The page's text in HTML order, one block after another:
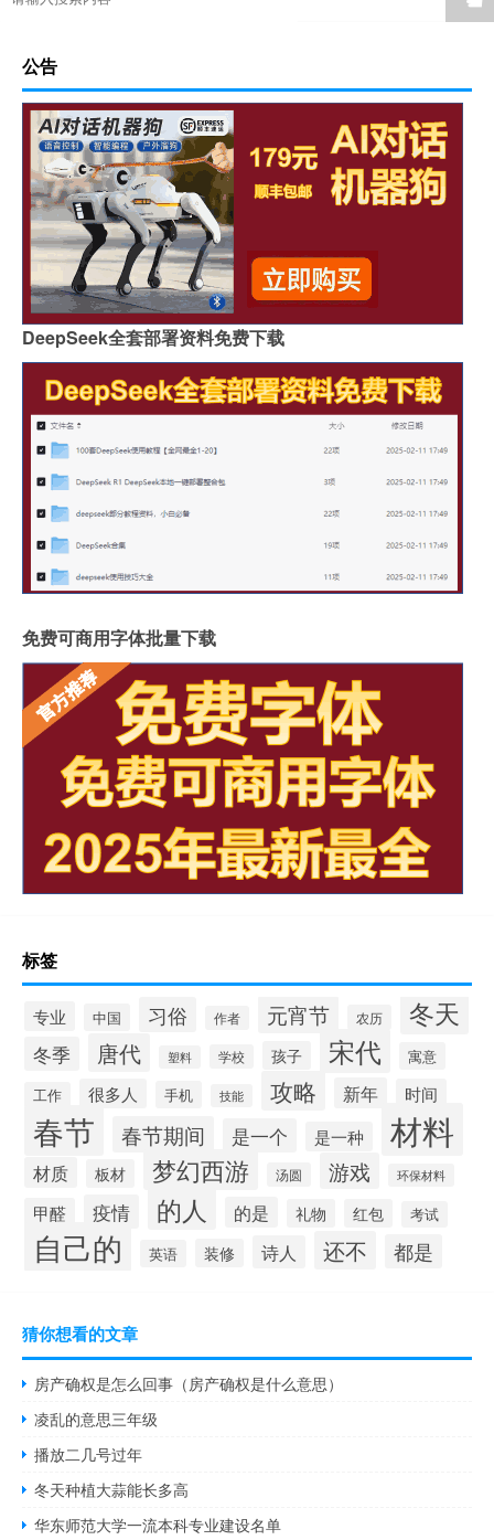
公告
DeepSeek全套部署资料免费下载
免费可商用字体批量下载
标签
专业 中国 习俗 作者 元宵节 农历 冬天
冬季 唐代 塑料 学校 孩子 宋代 寓意
工作 很多人 手机 技能 攻略 新年 时间
春节 春节期间 是一个 是一种 材料
材质 板材 梦幻西游 汤圆 游戏 环保材料
甲醛 疫情 的人 的是 礼物 红包 考试
自己的 英语 装修 诗人 还不 都是
猜你想看的文章
房产确权是怎么回事（房产确权是什么意思）
凌乱的意思三年级
播放二几号过年
冬天种植大蒜能长多高
华东师范大学一流本科专业建设名单